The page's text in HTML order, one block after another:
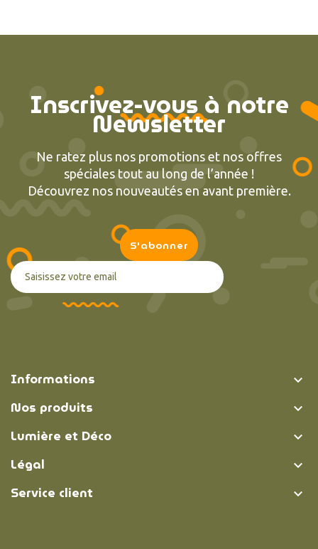
Inscrivez-vous à notre
Newsletter
Ne ratez plus nos promotions et nos offres
spéciales tout au long de l’année !
Découvrez nos nouveautés en avant première.
Informations 
Nos produits 
Lumière et Déco 
Légal 
Service client 